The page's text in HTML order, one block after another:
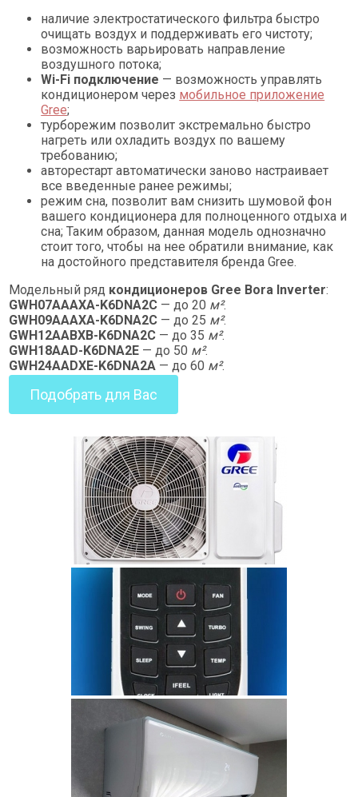
наличие электростатического фильтра быстро
очищать воздух и поддерживать его чистоту;
возможность варьировать направление
воздушного потока;
Wi-Fi подключение — возможность управлять
кондиционером через мобильное приложение
Gree;
турборежим позволит экстремально быстро
нагреть или охладить воздух по вашему
требованию;
авторестарт автоматически заново настраивает
все введенные ранее режимы;
режим сна, позволит вам снизить шумовой фон
вашего кондиционера для полноценного отдыха и
сна; Таким образом, данная модель однозначно
стоит того, чтобы на нее обратили внимание, как
на достойного представителя бренда Gree.
Модельный ряд кондиционеров Gree Bora Inverter:
GWH07АААХА-K6DNA2С — до 20 м².
GWH09АААХА-K6DNA2С — до 25 м².
GWH12ААBХB-K6DNA2С — до 35 м².
GWH18ААD-K6DNA2E — до 50 м².
GWH24ААDХE-K6DNA2A — до 60 м².
Подобрать для Вас